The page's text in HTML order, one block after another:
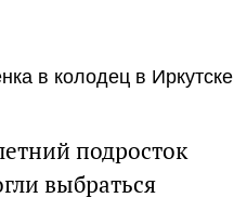
в колодец в Иркутске
подросток
выбраться